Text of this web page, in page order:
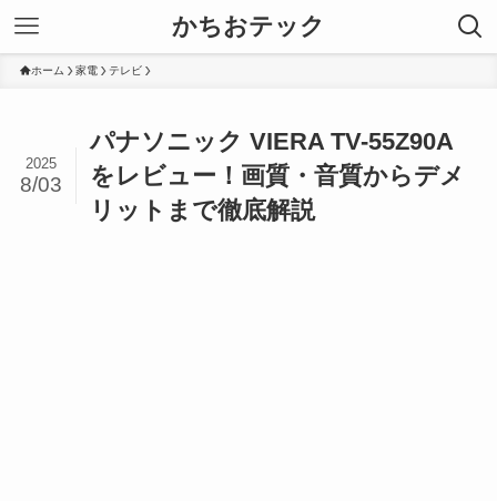
かちおテック
ホーム 家電 テレビ
パナソニック VIERA TV-55Z90A
をレビュー！画質・音質からデメ
リットまで徹底解説
2025
8/03